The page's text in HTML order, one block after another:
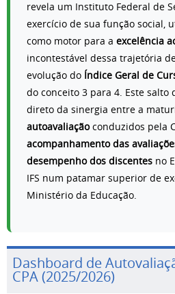
revela um Instituto Federal de
exercício de sua função social,
como motor para a excelência
incontestável dessa trajetória
evolução do Índice Geral de
do conceito 3 para 4. Este
direto da sinergia entre a
autoavaliaçãoconduzidos pela
acompanhamento das
desempenho dos discentes no
IFS num patamar superior de
Ministério da Educação.
Dashboard de
CPA (2025/2026)